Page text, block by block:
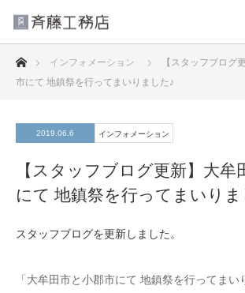
ホームインフォメーション
【スタッフブログ
市にて 地鎮祭を行ってまいりました♪
2019.06.6 インフォメーション
【スタッフブログ更新】大牟
にて 地鎮祭を行ってまいりま
スタッフブログを更新しました。
「大牟田市と小郡市にて 地鎮祭を行ってまい